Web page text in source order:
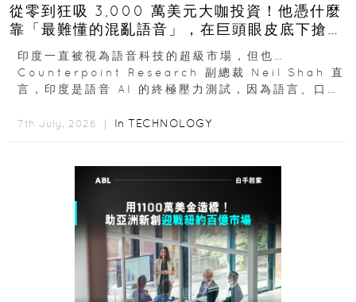
從零到狂吸 3,000 萬美元大咖投資！他憑什麼
靠「最難懂的混亂語音」，在巨頭眼皮底下搶下
十億人市場？
印度一直被視為語音科技的超級市場，但也…
Counterpoint Research 副總裁 Neil Shah 直
言，印度是語音 AI 的終極壓力測試，因為語言、口音
7th July, 2026 ｜ In TECHNOLOGY